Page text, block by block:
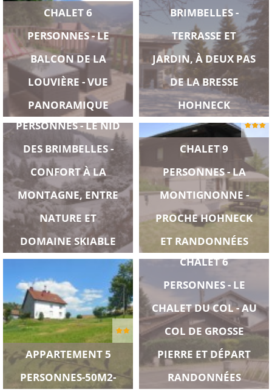
CHALET 6
PERSONNES - LE
BALCON DE LA
LOUVIÈRE - VUE
PANORAMIQUE
BRIMBELLES -
TERRASSE ET
JARDIN, À DEUX PAS
DE LA BRESSE
HOHNECK
APPARTEMENT 6
PERSONNES - LE NID
DES BRIMBELLES -
CONFORT À LA
MONTAGNE, ENTRE
NATURE ET
DOMAINE SKIABLE
CHALET 9
PERSONNES - LA
MONTIGNONNE -
PROCHE HOHNECK
ET RANDONNÉES
APPARTEMENT 5
PERSONNES-50M2-
CHALET 6
PERSONNES - LE
CHALET DU COL - AU
COL DE GROSSE
PIERRE ET DÉPART
RANDONNÉES